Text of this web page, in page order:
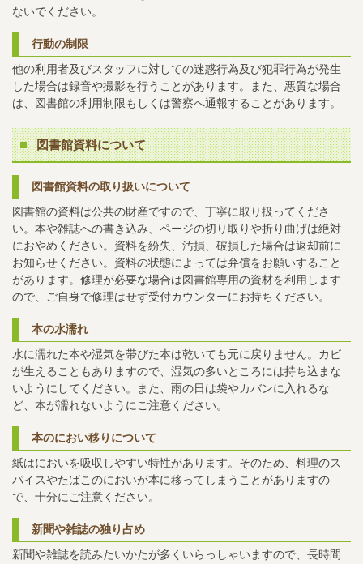
ないでください。
行動の制限
他の利用者及びスタッフに対しての迷惑行為及び犯罪行為が発生
した場合は録音や撮影を行うことがあります。また、悪質な場合
は、図書館の利用制限もしくは警察へ通報することがあります。
図書館資料について
図書館資料の取り扱いについて
図書館の資料は公共の財産ですので、丁寧に取り扱ってくださ
い。本や雑誌への書き込み、ページの切り取りや折り曲げは絶対
におやめください。資料を紛失、汚損、破損した場合は返却前に
お知らせください。資料の状態によっては弁償をお願いすること
があります。修理が必要な場合は図書館専用の資材を利用します
ので、ご自身で修理はせず受付カウンターにお持ちください。
本の水濡れ
水に濡れた本や湿気を帯びた本は乾いても元に戻りません。カビ
が生えることもありますので、湿気の多いところには持ち込まな
いようにしてください。また、雨の日は袋やカバンに入れるな
ど、本が濡れないようにご注意ください。
本のにおい移りについて
紙はにおいを吸収しやすい特性があります。そのため、料理のス
パイスやたばこのにおいが本に移ってしまうことがありますの
で、十分にご注意ください。
新聞や雑誌の独り占め
新聞や雑誌を読みたいかたが多くいらっしゃいますので、長時間